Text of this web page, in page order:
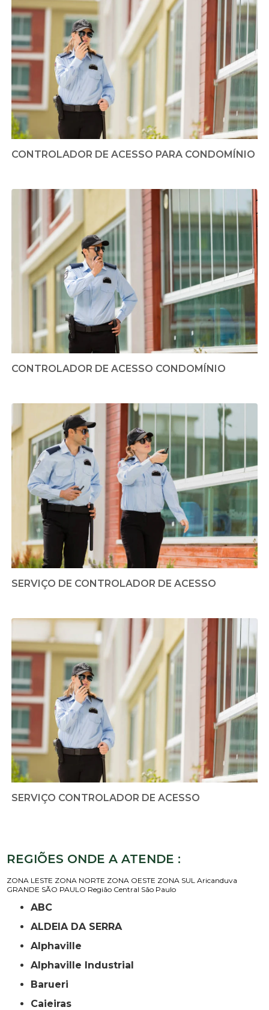
CONTROLADOR DE ACESSO PARA CONDOMÍNIO
CONTROLADOR DE ACESSO CONDOMÍNIO
SERVIÇO DE CONTROLADOR DE ACESSO
SERVIÇO CONTROLADOR DE ACESSO
REGIÕES ONDE A ATENDE :
ZONA LESTE ZONA NORTE ZONA OESTE ZONA SUL Aricanduva
GRANDE SÃO PAULO Região Central São Paulo
ABC
ALDEIA DA SERRA
Alphaville
Alphaville Industrial
Barueri
Caieiras